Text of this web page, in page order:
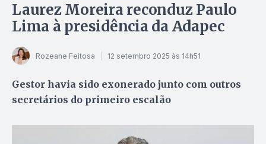
Laurez Moreira reconduz Paulo
Lima à presidência da Adapec
Rozeane Feitosa 12 setembro 2025 às 14h51
Gestor havia sido exonerado junto com outros
secretários do primeiro escalão